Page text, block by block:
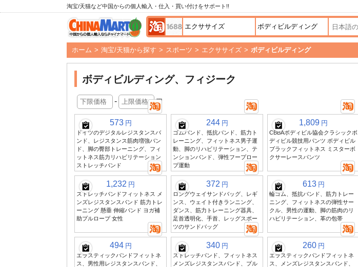
淘宝/天猫など中国からの個人輸入・仕入・買い付けをサポート!!
ホーム > 淘宝/天猫から探す > スポーツ > エクササイズ > ボディビルディング
ボディビルディング、フィジーク
- 円
573 円
ドイツのデジタルレジスタンスバ
ンド、レジスタンス筋肉増強バン
ド、脚の臀部トレーニング、フィ
ットネス筋力リハビリテーション
ストレッチバンド
244 円
ゴムバンド、抵抗バンド、筋力ト
レーニング、フィットネス男子運
動、脚のリハビリテーション、テ
ンションバンド、弾性フープロー
プ運動
1,809 円
CBBAボディビル協会クラシックボ
ディビル競技用パンツ ボディビル
ブラックフィットネス ミスターボ
クサーレースパンツ
1,232 円
ストレッチバンドフィットネス メ
ンズレジスタンスバンド 筋力トレ
ーニング 懸垂 伸縮バンド ヨガ補
助プルロープ 女性
372 円
ロングウェイサンドバッグ、レギ
ンス、ウェイト付きランニング、
ダンス、筋力トレーニング器具、
足首透明化、手首、レッグスポー
ツのサンドバッグ
613 円
輪ゴム、抵抗バンド、筋力トレー
ニング、フィットネスの弾性サー
クル、男性の運動、脚の筋肉のリ
ハビリテーション、革の包帯
494 円
エラスティックバンドフィットネ
ス、男性用レジスタンスバンド、
340 円
ストレッチバンド、フィットネス
メンズレジスタンスバンド、プル
260 円
エラスティックバンドフィットネ
ス、メンズレジスタンスバンド、